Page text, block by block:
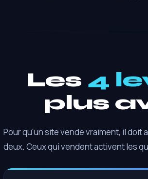
Les 4
plus
Pour qu'un site vende vraiment, il doit
deux. Ceux qui vendent activent les